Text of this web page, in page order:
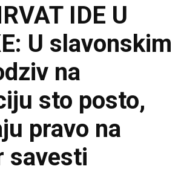
IDE U
U slavonskim
na
sto posto,
pravo na
savesti